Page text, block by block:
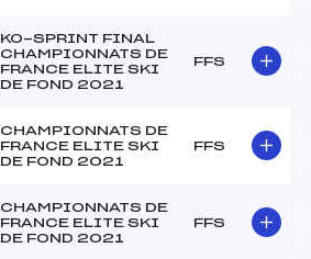
KO-SPRINT FINAL
CHAMPIONNATS DE
FRANCE ELITE SKI
DE FOND 2021
FFS
CHAMPIONNATS DE
FRANCE ELITE SKI
DE FOND 2021
FFS
CHAMPIONNATS DE
FRANCE ELITE SKI
DE FOND 2021
FFS